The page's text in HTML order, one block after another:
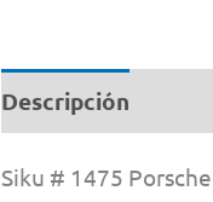
Descripción
Siku # 1475